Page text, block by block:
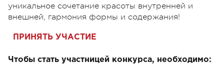
уникальное сочетание красоты внутренней и
внешней, гармония формы и содержания!
ПРИНЯТЬ УЧАСТИЕ
Чтобы стать участницей конкурса, необходимо: